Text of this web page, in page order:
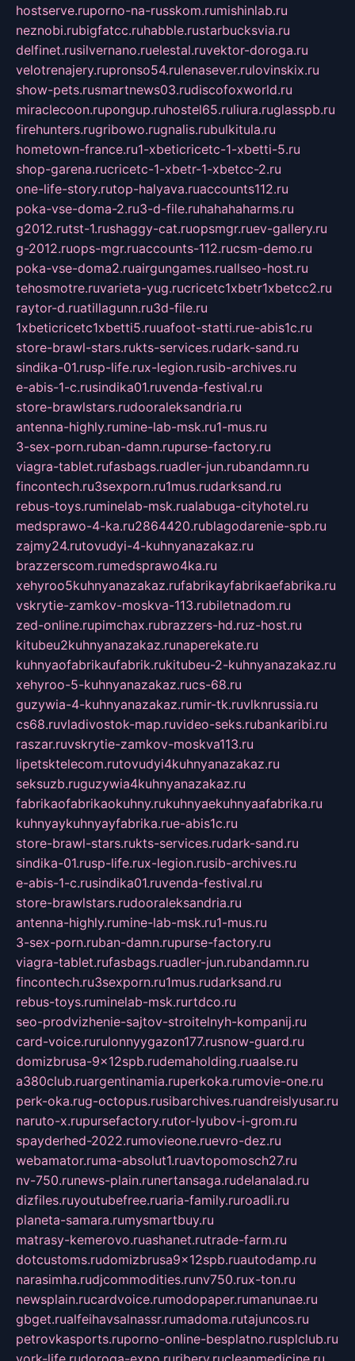
hostserve.ruporno-na-russkom.rumishinlab.ru
neznobi.rubigfatcc.ruhabble.rustarbucksvia.ru
delfinet.rusilvernano.ruelestal.ruvektor-doroga.ru
velotrenajery.rupronso54.rulenasever.rulovinskix.ru
show-pets.rusmartnews03.rudiscofoxworld.ru
miraclecoon.rupongup.ruhostel65.ruliura.ruglasspb.ru
firehunters.rugribowo.rugnalis.rubulkitula.ru
hometown-france.ru1-xbeticricetc-1-xbetti-5.ru
shop-garena.rucricetc-1-xbetr-1-xbetcc-2.ru
one-life-story.rutop-halyava.ruaccounts112.ru
poka-vse-doma-2.ru3-d-file.ruhahahaharms.ru
g2012.rutst-1.rushaggy-cat.ruopsmgr.ruev-gallery.ru
g-2012.ruops-mgr.ruaccounts-112.rucsm-demo.ru
poka-vse-doma2.ruairgungames.ruallseo-host.ru
tehosmotre.ruvarieta-yug.rucricetc1xbetr1xbetcc2.ru
raytor-d.ruatillagunn.ru3d-file.ru
1xbeticricetc1xbetti5.ruuafoot-statti.rue-abis1c.ru
store-brawl-stars.rukts-services.rudark-sand.ru
sindika-01.rusp-life.rux-legion.rusib-archives.ru
e-abis-1-c.rusindika01.ruvenda-festival.ru
store-brawlstars.rudooraleksandria.ru
antenna-highly.rumine-lab-msk.ru1-mus.ru
3-sex-porn.ruban-damn.rupurse-factory.ru
viagra-tablet.rufasbags.ruadler-jun.rubandamn.ru
fincontech.ru3sexporn.ru1mus.rudarksand.ru
rebus-toys.ruminelab-msk.rualabuga-cityhotel.ru
medsprawo-4-ka.ru2864420.rublagodarenie-spb.ru
zajmy24.rutovudyi-4-kuhnyanazakaz.ru
brazzerscom.rumedsprawo4ka.ru
xehyroo5kuhnyanazakaz.rufabrikayfabrikaefabrika.ru
vskrytie-zamkov-moskva-113.rubiletnadom.ru
zed-online.rupimchax.rubrazzers-hd.ruz-host.ru
kitubeu2kuhnyanazakaz.runaperekate.ru
kuhnyaofabrikaufabrik.rukitubeu-2-kuhnyanazakaz.ru
xehyroo-5-kuhnyanazakaz.rucs-68.ru
guzywia-4-kuhnyanazakaz.rumir-tk.ruvlknrussia.ru
cs68.ruvladivostok-map.ruvideo-seks.rubankaribi.ru
raszar.ruvskrytie-zamkov-moskva113.ru
lipetsktelecom.rutovudyi4kuhnyanazakaz.ru
seksuzb.ruguzywia4kuhnyanazakaz.ru
fabrikaofabrikaokuhny.rukuhnyaekuhnyaafabrika.ru
kuhnyaykuhnyayfabrika.rue-abis1c.ru
store-brawl-stars.rukts-services.rudark-sand.ru
sindika-01.rusp-life.rux-legion.rusib-archives.ru
e-abis-1-c.rusindika01.ruvenda-festival.ru
store-brawlstars.rudooraleksandria.ru
antenna-highly.rumine-lab-msk.ru1-mus.ru
3-sex-porn.ruban-damn.rupurse-factory.ru
viagra-tablet.rufasbags.ruadler-jun.rubandamn.ru
fincontech.ru3sexporn.ru1mus.rudarksand.ru
rebus-toys.ruminelab-msk.rurtdco.ru
seo-prodvizhenie-sajtov-stroitelnyh-kompanij.ru
card-voice.rurulonnyygazon177.rusnow-guard.ru
domizbrusa-9x12spb.rudemaholding.ruaalse.ru
a380club.ruargentinamia.ruperkoka.rumovie-one.ru
perk-oka.rug-octopus.rusibarchives.ruandreislyusar.ru
naruto-x.rupursefactory.rutor-lyubov-i-grom.ru
spayderhed-2022.rumovieone.ruevro-dez.ru
webamator.ruma-absolut1.ruavtopomosch27.ru
nv-750.runews-plain.runertansaga.rudelanalad.ru
dizfiles.ruyoutubefree.ruaria-family.ruroadli.ru
planeta-samara.rumysmartbuy.ru
matrasy-kemerovo.ruashanet.rutrade-farm.ru
dotcustoms.rudomizbrusa9x12spb.ruautodamp.ru
narasimha.rudjcommodities.runv750.rux-ton.ru
newsplain.rucardvoice.rumodopaper.rumanunae.ru
gbget.rualfeihavsalnassr.rumadoma.rutajuncos.ru
petrovkasports.ruporno-online-besplatno.rusplclub.ru